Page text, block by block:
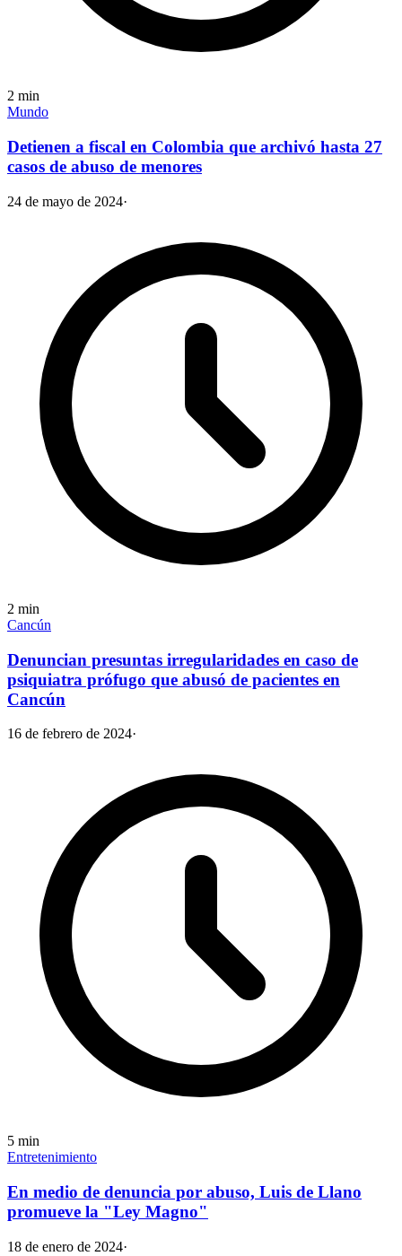
2 min
Mundo
Detienen a fiscal en Colombia que archivó hasta 27
casos de abuso de menores
24 de mayo de 2024·
2 min
Cancún
Denuncian presuntas irregularidades en caso de
psiquiatra prófugo que abusó de pacientes en
Cancún
16 de febrero de 2024·
5 min
Entretenimiento
En medio de denuncia por abuso, Luis de Llano
promueve la "Ley Magno"
18 de enero de 2024·